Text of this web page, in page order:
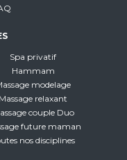
Spa privatif
Hammam
modelage
Massage relaxant
couple Duo
future maman
nos disciplines